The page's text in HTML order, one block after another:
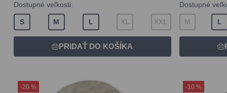
Dostupné veľkosti:
S M L XL XXL
Dostupné
M L
-20 % -10 %